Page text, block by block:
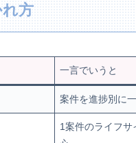
方
一言でいうと
案件を進捗別に
1案件のライフサ